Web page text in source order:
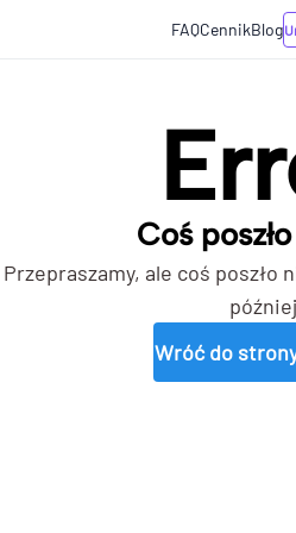
FAQCennikBlog
Coś
Przepraszamy, ale coś poszło
Wróć do